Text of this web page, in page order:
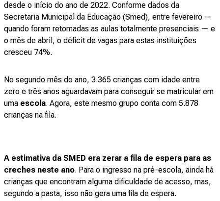
desde o início do ano de 2022. Conforme dados da
Secretaria Municipal da Educação (Smed), entre fevereiro —
quando foram retomadas as aulas totalmente presenciais — e
o mês de abril, o déficit de vagas para estas instituições
cresceu 74%.
No segundo mês do ano, 3.365 crianças com idade entre
zero e três anos aguardavam para conseguir se matricular em
uma escola. Agora, este mesmo grupo conta com 5.878
crianças na fila.
A estimativa da SMED era zerar a fila de espera para as
creches neste ano. Para o ingresso na pré-escola, ainda há
crianças que encontram alguma dificuldade de acesso, mas,
segundo a pasta, isso não gera uma fila de espera.